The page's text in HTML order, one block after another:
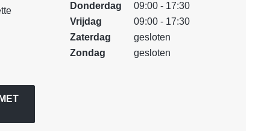
Donderdag
09:00 - 17:30
Vrijdag
09:00 - 17:30
Zaterdag
gesloten
Zondag
gesloten